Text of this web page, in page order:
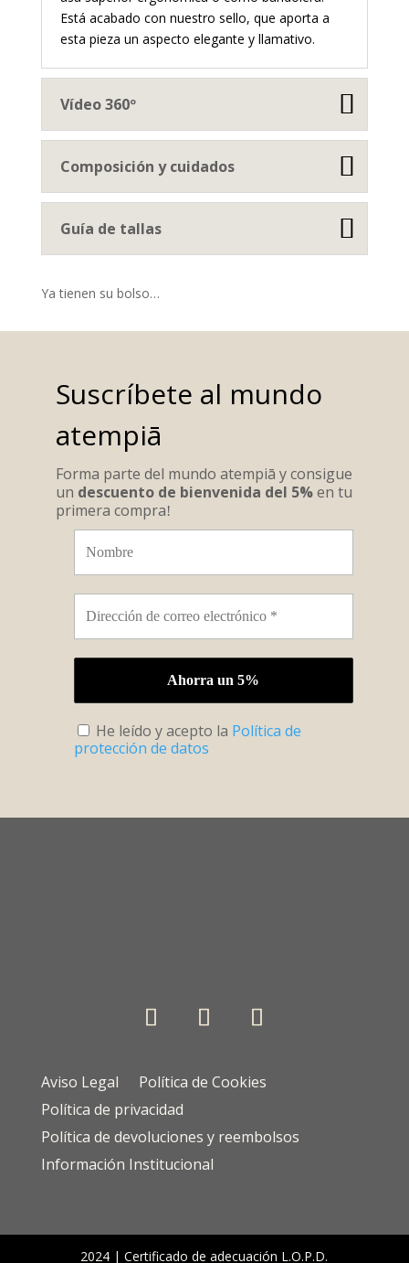
Está acabado con nuestro sello, que aporta a
esta pieza un aspecto elegante y llamativo.
Vídeo 360º
Composición y cuidados
Guía de tallas
Ya tienen su bolso…
Suscríbete al mundo
atempiā
Forma parte del mundo atempiā y consigue
un descuento de bienvenida del 5%en tu
primera compra!
He leído y acepto la Política de
protección de datos
Aviso Legal
Política de Cookies
Política de privacidad
Política de devoluciones y reembolsos
Información Institucional
2024 |Certificado de adecuación L.O.P.D.